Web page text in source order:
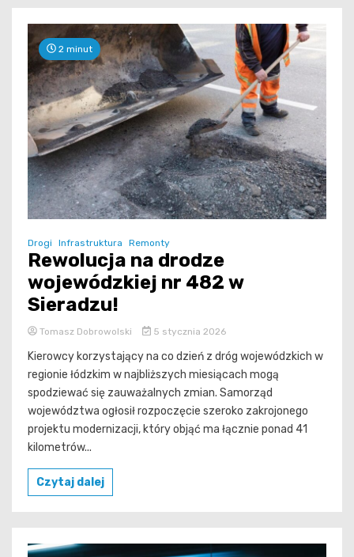
2 minut
Drogi Infrastruktura Remonty
Rewolucja na drodze
wojewódzkiej nr 482 w
Sieradzu!
Tomasz Dobrowolski 5 stycznia 2026
Kierowcy korzystający na co dzień z dróg wojewódzkich w
regionie łódzkim w najbliższych miesiącach mogą
spodziewać się zauważalnych zmian. Samorząd
województwa ogłosił rozpoczęcie szeroko zakrojonego
projektu modernizacji, który objąć ma łącznie ponad 41
kilometrów...
Czytaj dalej